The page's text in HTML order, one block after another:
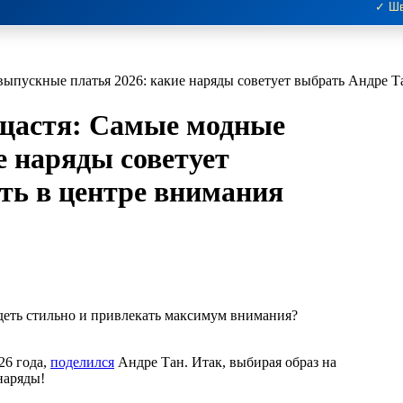
✓
платья 2026: какие наряды советует выбрать Андре
Самые модные
советует
в центре внимания
года, поделился Андре Тан. Итак, выбирая образ на